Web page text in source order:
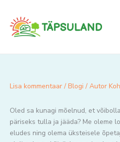
content
Lisa kommentaar / Blogi / Autor
Oled sa kunagi mõelnud, et
päriseks tulla ja jääda? Me oleme
eludes ning olema üksteisele